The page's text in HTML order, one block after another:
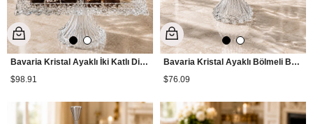
Bavaria Kristal Ayaklı İki Katlı Dikdörtgen Sunumluk
$98.91
Bavaria Kristal Ayaklı Bölmeli Baton Sunumluk
$76.09